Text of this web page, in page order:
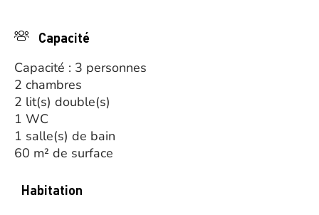
Capacité
Capacité : 3 personnes
2 chambres
2 lit(s) double(s)
1 WC
1 salle(s) de bain
60 m² de surface
Habitation